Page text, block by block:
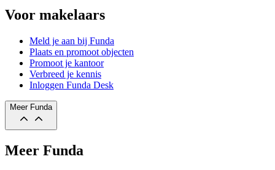
Voor makelaars
Meld je aan bij Funda
Plaats en promoot objecten
Promoot je kantoor
Verbreed je kennis
Inloggen Funda Desk
Meer Funda
Meer Funda